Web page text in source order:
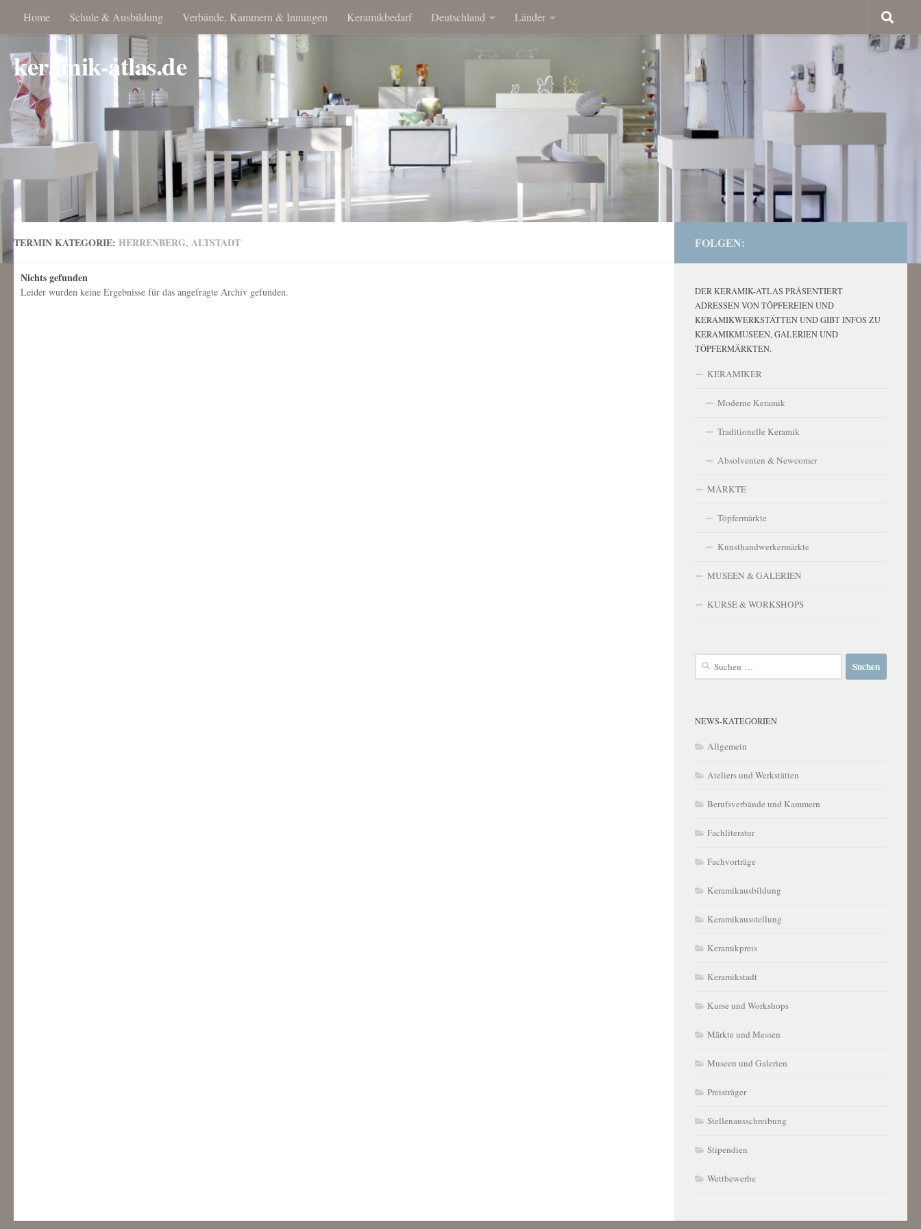
Home Schule & Ausbildung Verbände, Kammern & Innungen Keramikbedarf Deutschland Länder
keramik-atlas.de
TERMIN KATEGORIE: HERRENBERG, ALTSTADT
Nichts gefunden
Leider wurden keine Ergebnisse für das angefragte Archiv gefunden.
FOLGEN:
DER KERAMIK-ATLAS PRÄSENTIERT
ADRESSEN VON TÖPFEREIEN UND
KERAMIKWERKSTÄTTEN UND GIBT INFOS ZU
KERAMIKMUSEEN, GALERIEN UND
TÖPFERMÄRKTEN.
KERAMIKER
Moderne Keramik
Traditionelle Keramik
Absolventen & Newcomer
MÄRKTE
Töpfermärkte
Kunsthandwerkermärkte
MUSEEN & GALERIEN
KURSE & WORKSHOPS
Suchen
NEWS-KATEGORIEN
Allgemein
Ateliers und Werkstätten
Berufsverbände und Kammern
Fachliteratur
Fachvorträge
Keramikausbildung
Keramikausstellung
Keramikpreis
Keramikstadt
Kurse und Workshops
Märkte und Messen
Museen und Galerien
Preisträger
Stellenausschreibung
Stipendien
Wettbewerbe